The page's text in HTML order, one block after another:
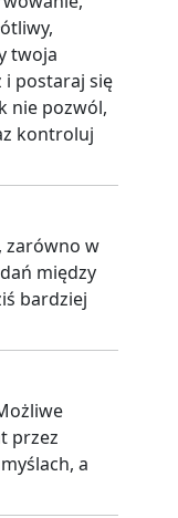
twoja
i postaraj się
nie pozwól,
kontroluj
zarówno w
między
bardziej
przez
a